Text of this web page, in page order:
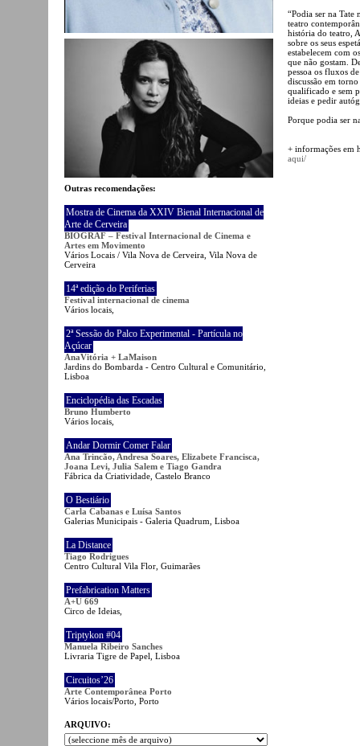
Outras recomendações:
Mostra de Cinema da XXIV Bienal Internacional de
Arte de Cerveira
BIOGRAF – Festival Internacional de Cinema e
Artes em Movimento
Vários Locais / Vila Nova de Cerveira, Vila Nova de
Cerveira
14ª edição do Periferias
Festival internacional de cinema
Vários locais,
2ª Sessão do Palco Experimental - Partícula no
Açúcar
AnaVitória + LaMaison
Jardins do Bombarda - Centro Cultural e Comunitário,
Lisboa
Enciclopédia das Escadas
Bruno Humberto
Vários locais,
Andar Dormir Comer Falar
Ana Trincão, Andresa Soares, Elizabete Francisca,
Joana Levi, Julia Salem e Tiago Gandra
Fábrica da Criatividade, Castelo Branco
O Bestiário
Carla Cabanas e Luísa Santos
Galerias Municipais - Galeria Quadrum, Lisboa
La Distance
Tiago Rodrigues
Centro Cultural Vila Flor, Guimarães
Prefabrication Matters
A+U 669
Circo de Ideias,
Triptykon #04
Manuela Ribeiro Sanches
Livraria Tigre de Papel, Lisboa
Circuitos’26
Arte Contemporânea Porto
Vários locais/Porto, Porto
ARQUIVO:
“Podia ser na Tate
teatro
história do teatro,
sobre os seus
estabelecem com
que não gostam.
pessoa os fluxos
discussão em
qualificado e sem
ideias e pedir
Porque podia ser
+ informações em
aqui/